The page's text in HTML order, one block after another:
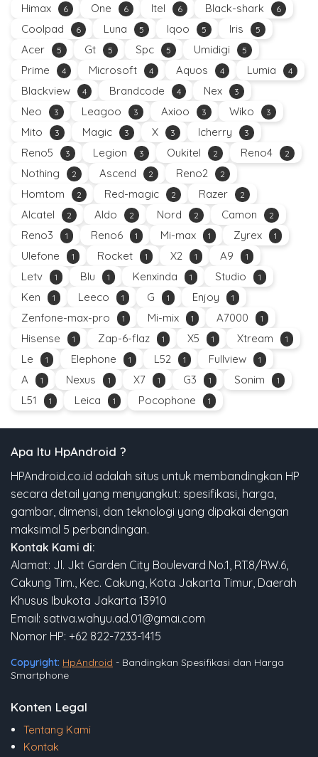
Himax 6 One 6 Itel 6 Black-shark 6
Coolpad 6 Luna 5 Iqoo 5 Iris 5
Acer 5 Gt 5 Spc 5 Umidigi 5
Prime 4 Microsoft 4 Aquos 4 Lumia 4
Blackview 4 Brandcode 4 Nex 3
Neo 3 Leagoo 3 Axioo 3 Wiko 3
Mito 3 Magic 3 X 3 Icherry 3
Reno5 3 Legion 3 Oukitel 2 Reno4 2
Nothing 2 Ascend 2 Reno2 2
Homtom 2 Red-magic 2 Razer 2
Alcatel 2 Aldo 2 Nord 2 Camon 2
Reno3 1 Reno6 1 Mi-max 1 Zyrex 1
Ulefone 1 Rocket 1 X2 1 A9 1
Letv 1 Blu 1 Kenxinda 1 Studio 1
Ken 1 Leeco 1 G 1 Enjoy 1
Zenfone-max-pro 1 Mi-mix 1 A7000 1
Hisense 1 Zap-6-flaz 1 X5 1 Xtream 1
Le 1 Elephone 1 L52 1 Fullview 1
A 1 Nexus 1 X7 1 G3 1 Sonim 1
L51 1 Leica 1 Pocophone 1
Apa Itu HpAndroid ?
HPAndroid.co.id adalah situs untuk membandingkan HP
secara detail yang menyangkut: spesifikasi, harga,
gambar, dimensi, dan teknologi yang dipakai dengan
maksimal 5 perbandingan.
Kontak Kami di:
Alamat: Jl. Jkt Garden City Boulevard No.1, RT.8/RW.6,
Cakung Tim., Kec. Cakung, Kota Jakarta Timur, Daerah
Khusus Ibukota Jakarta 13910
Email: sativa.wahyu.ad.01@gmai.com
Nomor HP: +62 822-7233-1415
Copyright: HpAndroid - Bandingkan Spesifikasi dan Harga
Smartphone
Konten Legal
Tentang Kami
Kontak